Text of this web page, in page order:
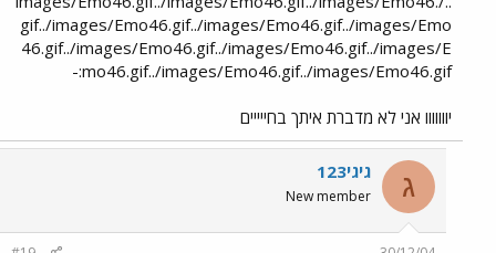
gif../images/Emo46.gif../images/Emo46.gif../images/Emo
46.gif../images/Emo46.gif../images/Emo46.gif../images/E
mo46.gif../images/Emo46.gif../images/Emo46.gif:-
יווווווו אני לא מדברת איתך בחייייים
ג גיגי123
New member